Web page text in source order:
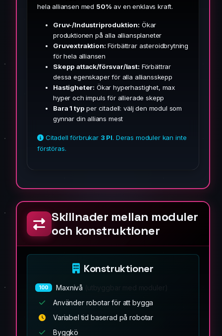
hela alliansen med 50% av en enklavs kraft.
Gruv-/Industriproduktion: Ökar
produktionen på alla alliansplaneter
Gruvextraktion: Förbättrar asteroidbrytning
för hela alliansen
Skepp attack/försvar/last: Förbättrar
dessa egenskaper för alla alliansskepp
Hastigheter: Ökar hyperhastighet, max
hyper och impuls för allierade skepp
Bara 1 typ per citadell: välj den modul som
gynnar din allians mest
Citadell förbrukar 3 PI. Deras moduler kan inte
förstöras.
Skillnader mellan moduler
och konstruktioner
Konstruktioner
100 Maxnivå
Använder robotar för att bygga
Variabel tid baserad på robotar
Byggkö